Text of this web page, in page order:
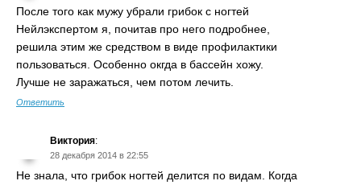
После того как мужу убрали грибок с ногтей
Нейлэкспертом я, почитав про него подробнее,
решила этим же средством в виде профилактики
пользоваться. Особенно окгда в бассейн хожу.
Лучше не заражаться, чем потом лечить.
Ответить
Виктория:
28 декабря 2014 в 22:55
Не знала, что грибок ногтей делится по видам. Когда